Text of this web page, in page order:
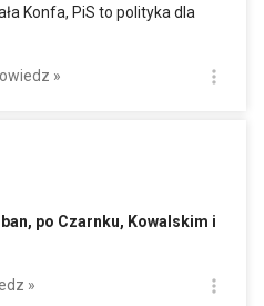
Konfa, PiS to polityka dla
»
po Czarnku, Kowalskim i
»